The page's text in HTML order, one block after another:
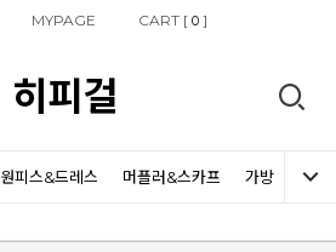
MYPAGE CART [0 ]
히피걸
원피스&드레스 머플러&스카프 가방 신발